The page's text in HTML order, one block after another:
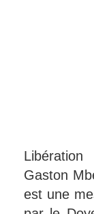
Gaston
est une